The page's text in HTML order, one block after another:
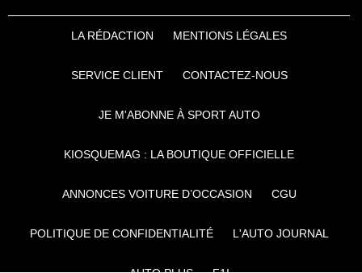
LA RÉDACTION MENTIONS LÉGALES
SERVICE CLIENT CONTACTEZ-NOUS
JE M'ABONNE À SPORT AUTO
KIOSQUEMAG : LA BOUTIQUE OFFICIELLE
ANNONCES VOITURE D’OCCASION CGU
POLITIQUE DE CONFIDENTIALITÉ L'AUTO JOURNAL